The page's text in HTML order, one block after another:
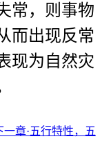
常，则事物
而出现反常
现为自然灾
一章·五行特性，五